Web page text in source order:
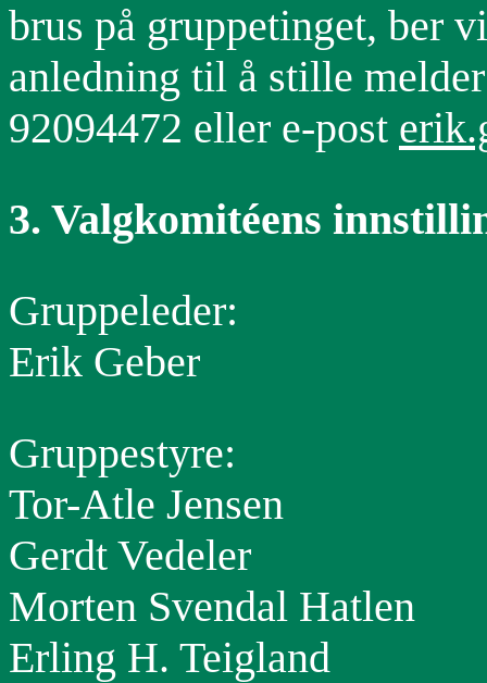
brus på gruppetinget, ber
anledning til å stille
92094472 eller e-post
3. Valgkomitéens
Gruppeleder:
Erik Geber
Gruppestyre:
Tor-Atle Jensen
Gerdt Vedeler
Morten Svendal Hatlen
Erling H. Teigland